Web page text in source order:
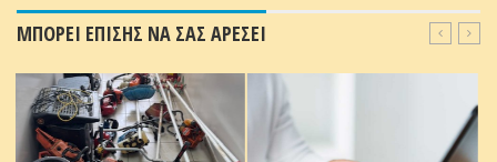
ΜΠΟΡΕΙ ΕΠΙΣΗΣ ΝΑ ΣΑΣ ΑΡΕΣΕΙ